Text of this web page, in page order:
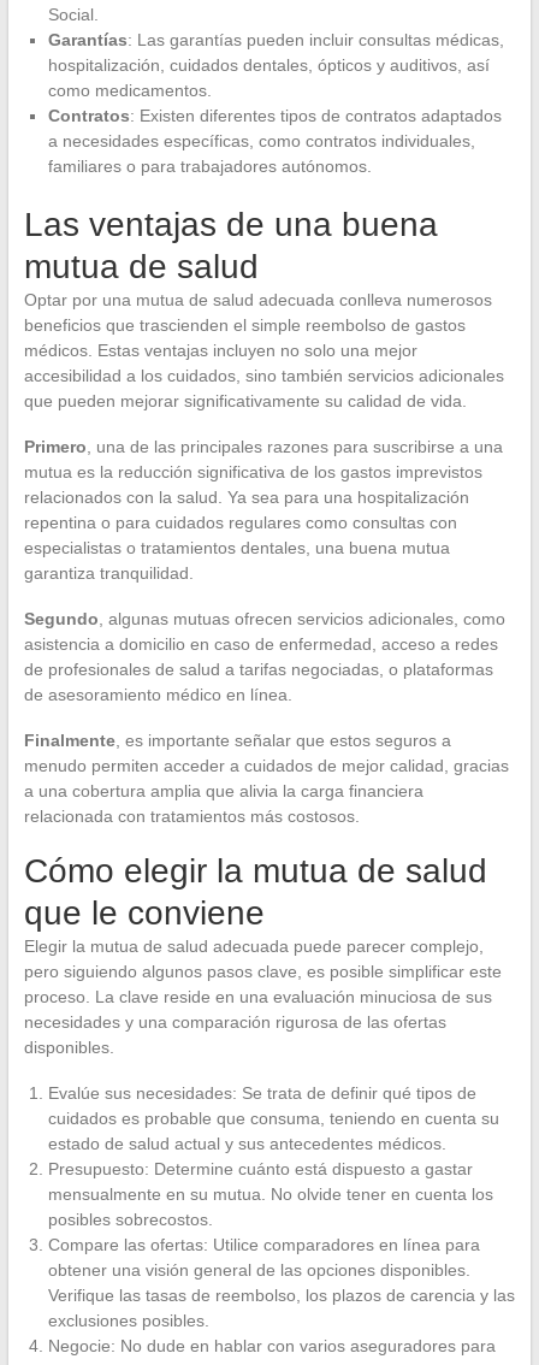
Social.
Garantías: Las garantías pueden incluir consultas médicas,
hospitalización, cuidados dentales, ópticos y auditivos, así
como medicamentos.
Contratos: Existen diferentes tipos de contratos adaptados
a necesidades específicas, como contratos individuales,
familiares o para trabajadores autónomos.
Las ventajas de una buena
mutua de salud
Optar por una mutua de salud adecuada conlleva numerosos
beneficios que trascienden el simple reembolso de gastos
médicos. Estas ventajas incluyen no solo una mejor
accesibilidad a los cuidados, sino también servicios adicionales
que pueden mejorar significativamente su calidad de vida.
Primero , una de las principales razones para suscribirse a una
mutua es la reducción significativa de los gastos imprevistos
relacionados con la salud. Ya sea para una hospitalización
repentina o para cuidados regulares como consultas con
especialistas o tratamientos dentales, una buena mutua
garantiza tranquilidad.
Segundo , algunas mutuas ofrecen servicios adicionales, como
asistencia a domicilio en caso de enfermedad, acceso a redes
de profesionales de salud a tarifas negociadas, o plataformas
de asesoramiento médico en línea.
Finalmente, es importante señalar que estos seguros a
menudo permiten acceder a cuidados de mejor calidad, gracias
a una cobertura amplia que alivia la carga financiera
relacionada con tratamientos más costosos.
Cómo elegir la mutua de salud
que le conviene
Elegir la mutua de salud adecuada puede parecer complejo,
pero siguiendo algunos pasos clave, es posible simplificar este
proceso. La clave reside en una evaluación minuciosa de sus
necesidades y una comparación rigurosa de las ofertas
disponibles.
Evalúe sus necesidades: Se trata de definir qué tipos de
cuidados es probable que consuma, teniendo en cuenta su
estado de salud actual y sus antecedentes médicos.
Presupuesto: Determine cuánto está dispuesto a gastar
mensualmente en su mutua. No olvide tener en cuenta los
posibles sobrecostos.
Compare las ofertas: Utilice comparadores en línea para
obtener una visión general de las opciones disponibles.
Verifique las tasas de reembolso, los plazos de carencia y las
exclusiones posibles.
Negocie: No dude en hablar con varios aseguradores para